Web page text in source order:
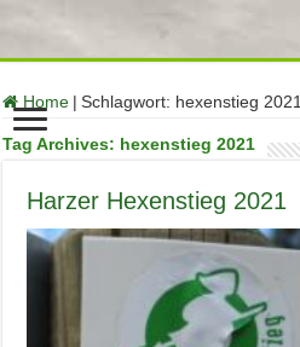
Home | Schlagwort: hexenstieg 2021
Tag Archives: hexenstieg 2021
Harzer Hexenstieg 2021